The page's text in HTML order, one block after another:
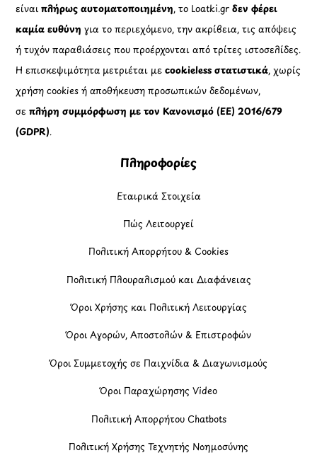
είναιπλήρως αυτοματοποιημένη, το Loatki.grδεν φέρει
καμία ευθύνη για το περιεχόμενο, την ακρίβεια, τις απόψεις
ή τυχόν παραβιάσεις που προέρχονται από τρίτες ιστοσελίδες.
Η επισκεψιμότητα μετριέται μεcookieless στατιστικά, χωρίς
χρήση cookies ή αποθήκευση προσωπικών δεδομένων,
σεπλήρη συμμόρφωση με τον Κανονισμό (ΕΕ) 2016/679
(GDPR).
Πληροφορίες
Εταιρικά Στοιχεία
Πώς Λειτουργεί
Πολιτική Απορρήτου & Cookies
Πολιτική Πλουραλισμού και Διαφάνειας
Όροι Χρήσης και Πολιτική Λειτουργίας
Όροι Αγορών, Αποστολών & Επιστροφών
Όροι Συμμετοχής σε Παιχνίδια & Διαγωνισμούς
Όροι Παραχώρησης Video
Πολιτική Απορρήτου Chatbots
Πολιτική Χρήσης Τεχνητής Νοημοσύνης